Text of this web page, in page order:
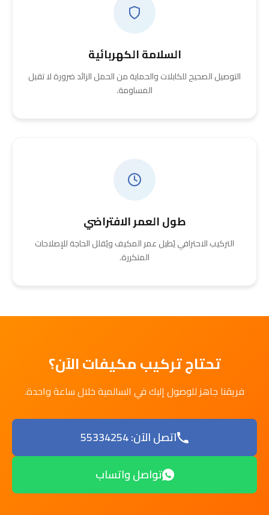
السلامة الكهربائية
التوصيل الصحيح للكابلات والحماية من الحمل الزائد ضرورة لا تقبل
المساومة.
طول العمر الافتراضي
التركيب الاحترافي يُطيل عمر المكيف ويُقلل الحاجة للإصلاحات
المتكررة.
تحتاج تركيب مكيفات الآن؟
فريقنا جاهز للوصول إليك في السالمية خلال ساعة واحدة.
اتصل الآن: 55334254
تواصل واتساب